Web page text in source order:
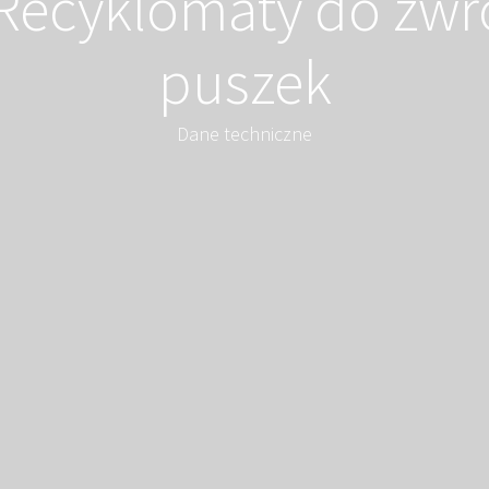
puszek
Dane techniczne